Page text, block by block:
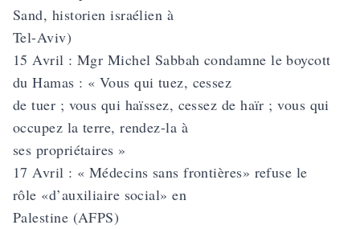
Sand, historien israélien à
Tel-Aviv)
15 Avril : Mgr Michel Sabbah condamne le boycott
du Hamas : « Vous qui tuez, cessez
de tuer ; vous qui haïssez, cessez de haïr ; vous qui
occupez la terre, rendez-la à
ses propriétaires »
17 Avril : « Médecins sans frontières» refuse le
rôle «d’auxiliaire social» en
Palestine (AFPS)